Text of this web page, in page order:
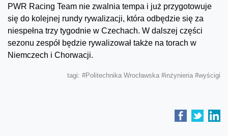
PWR Racing Team nie zwalnia tempa i już przygotowuje
się do kolejnej rundy rywalizacji, która odbędzie się za
niespełna trzy tygodnie w Czechach. W dalszej części
sezonu zespół będzie rywalizował także na torach w
Niemczech i Chorwacji.
tagi: #Politechnika Wrocławska #inżynieria #wyścigi